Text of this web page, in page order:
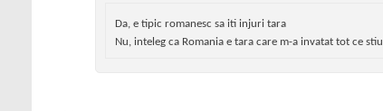
Da, e tipic romanesc sa iti injuri tara
Nu, inteleg ca Romania e tara care m-a invatat tot ce stiu